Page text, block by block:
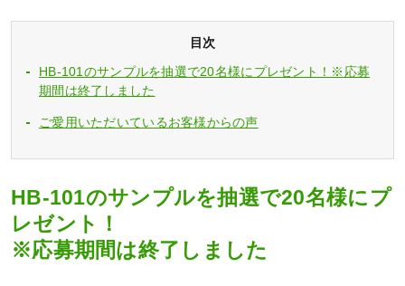
目次
HB-101のサンプルを抽選で20名様にプレゼント！※応募
期間は終了しました
ご愛用いただいているお客様からの声
HB-101のサンプルを抽選で20名様にプ
レゼント！
※応募期間は終了しました